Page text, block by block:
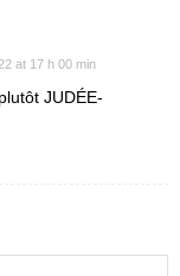
at 17 h 00 min
JUDÉE-